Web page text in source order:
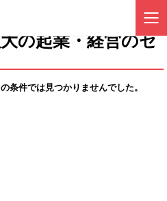
の起業・経営のセ
条件では見つかりませんでした。